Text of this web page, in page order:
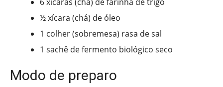
½ xícara (chá) de óleo
1 colher (sobremesa) rasa de sal
1 sachê de fermento biológico seco
Modo de preparo